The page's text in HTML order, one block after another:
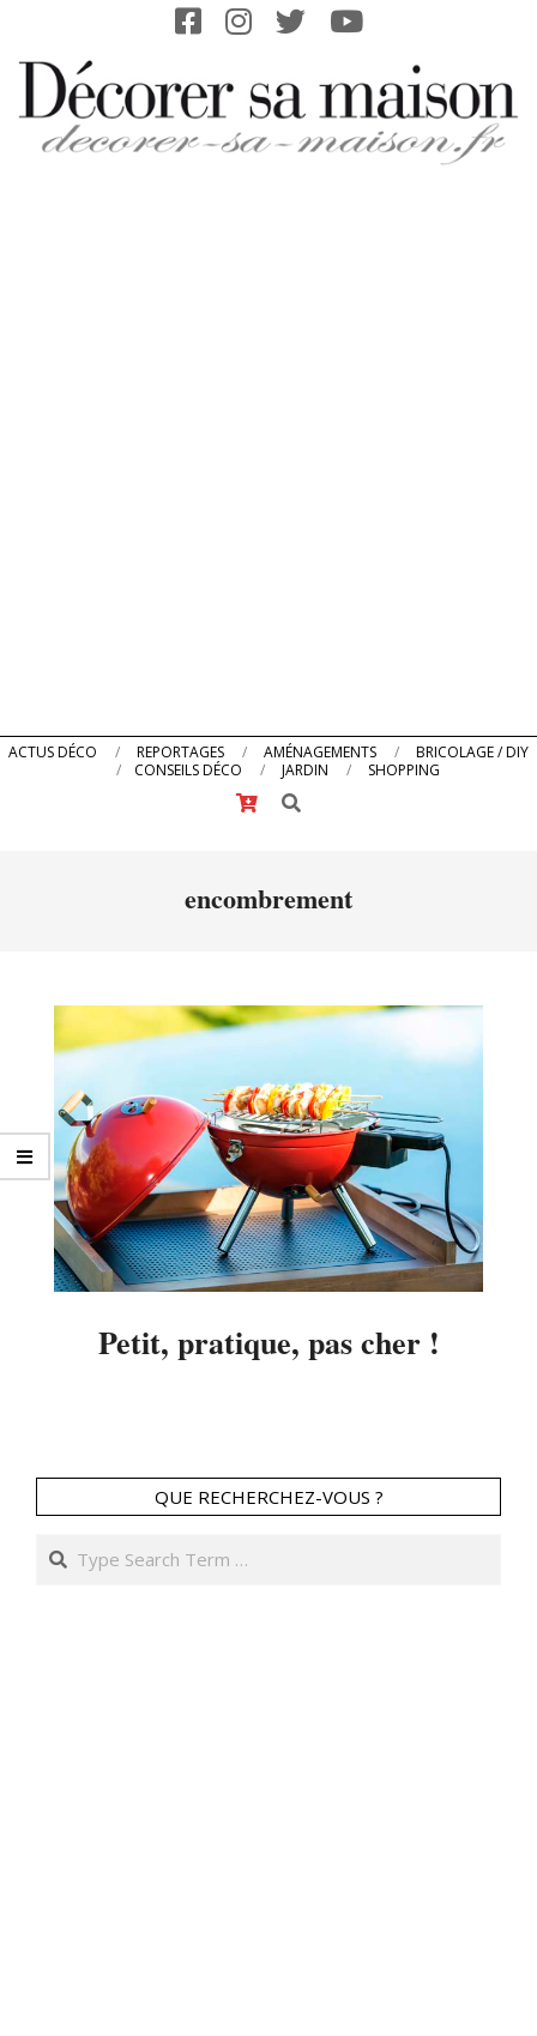
content
Primary
ACTUS DÉCO REPORTAGES AMÉNAGEMENTS
BRICOLAGE / DIY
CONSEILS DÉCO
JARDIN
SHOPPING
Search
encombrement
Petit, pratique, pas cher !
QUE RECHERCHEZ-VOUS ?
Search